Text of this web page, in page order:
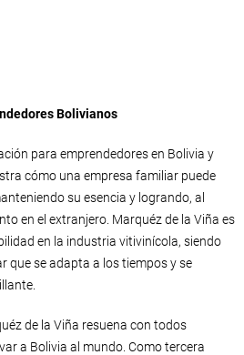
Bolivianos
para emprendedores en Bolivia y
cómo una empresa familiar puede
su esencia y logrando, al
en el extranjero. Marquéz de la Viña es
en la industria vitivinícola, siendo
que se adapta a los tiempos y se
de la Viña resuena con todos
a Bolivia al mundo. Como tercera